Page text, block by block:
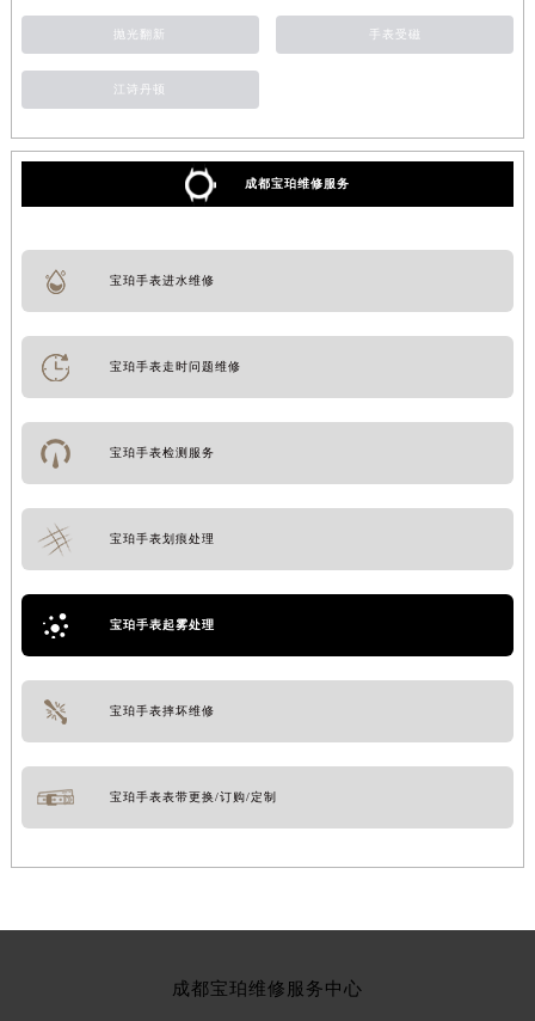
抛光翻新 手表受磁
江诗丹顿
成都宝珀维修服务
宝珀手表进水维修
宝珀手表走时问题维修
宝珀手表检测服务
宝珀手表划痕处理
宝珀手表起雾处理
宝珀手表摔坏维修
宝珀手表表带更换/订购/定制
成都宝珀维修服务中心